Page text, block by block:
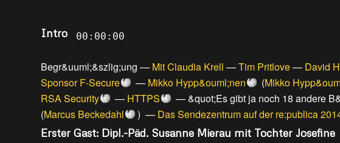
Intro 00:00:00
Begr&uuml;&szlig;ung — Mit Claudia Krell —Tim Pritlove— David
Sponsor F-Secure
— Mikko Hypp&ouml;nen (Mikko
RSA Security
— HTTPS —&quot;Es gibt ja noch 18 andere
(Marcus Beckedahl ) — Das Sendezentrum auf der re:publica
Erster Gast: Dipl.-Päd. Susanne Mierau mit Tochter Josefine